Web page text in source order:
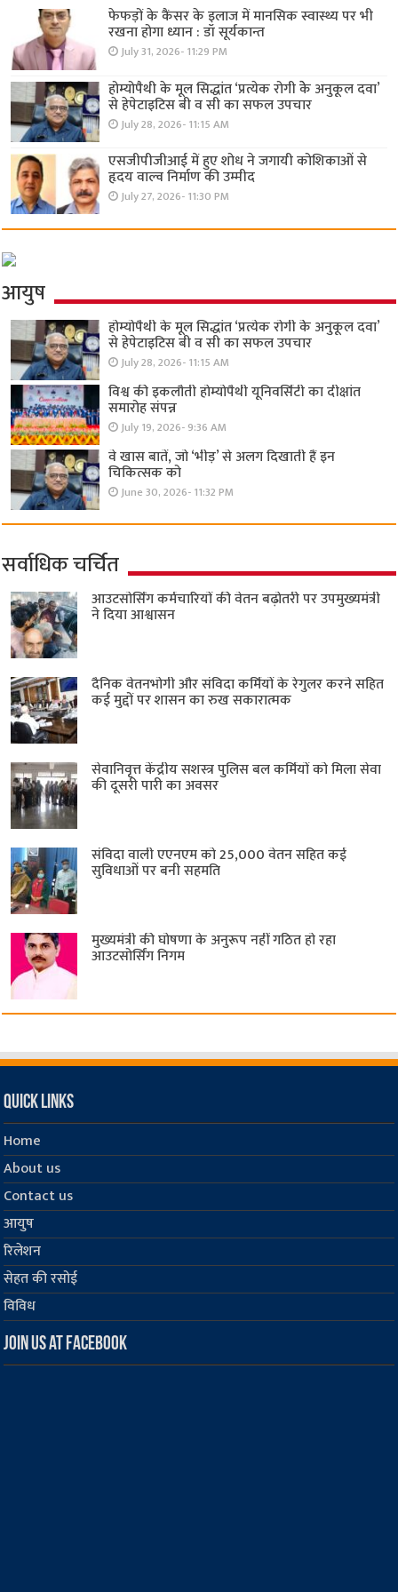
फेफड़ों के कैंसर के इलाज में मानसिक स्वास्थ्य पर भी
रखना होगा ध्यान : डॉ सूर्यकान्त
July 31, 2026- 11:29 PM
होम्योपैथी के मूल सिद्धांत ‘प्रत्येक रोगी केे अनुकूल दवा’
से हेपेटाइटिस बी व सी का सफल उपचार
July 28, 2026- 11:15 AM
एसजीपीजीआई में हुए शोध ने जगायी कोशिकाओं से
हृदय वाल्व निर्माण की उम्मीद
July 27, 2026- 11:30 PM
आयुष
होम्योपैथी के मूल सिद्धांत ‘प्रत्येक रोगी केे अनुकूल दवा’
से हेपेटाइटिस बी व सी का सफल उपचार
July 28, 2026- 11:15 AM
विश्व की इकलौती होम्योपैथी यूनिवर्सिटी का दीक्षांत
समारोह संपन्न
July 19, 2026- 9:36 AM
वे खास बातें, जो ‘भीड़’ से अलग दिखाती हैं इन
चिकित्सक को
June 30, 2026- 11:32 PM
सर्वाधिक चर्चित
आउटसोर्सिंग कर्मचारियों की वेतन बढ़ोतरी पर उपमुख्यमंत्री
ने दिया आश्वासन
दैनिक वेतनभोगी और संविदा कर्मियों के रेगुलर करने सहित
कई मुद्दों पर शासन का रुख सकारात्मक
सेवानिवृत्त केंद्रीय सशस्त्र पुलिस बल ​कर्मियों को मिला सेवा
की दूसरी पारी का अवसर
संविदा वाली एएनएम को 25,000 वेतन सहित कई
सुविधाओं पर बनी सहमति
मुख्यमंत्री की घोषणा के अनुरूप नहीं गठित हो रहा
आउटसोर्सिंग निगम
Quick Links
Home
About us
Contact us
आयुष
रिलेशन
सेहत की रसोई
विविध
Join us at Facebook